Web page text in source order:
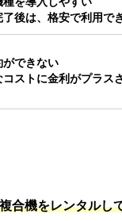
了後は、格安で利用で
ができない
コストに金利がプラス
合機をレンタルし